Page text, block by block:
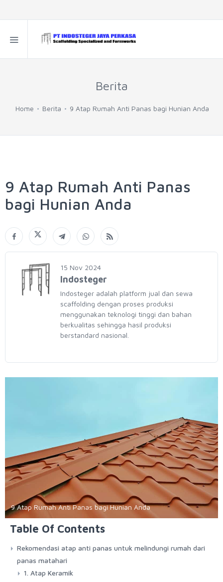
Berita
Home Berita 9 Atap Rumah Anti Panas bagi Hunian Anda
9 Atap Rumah Anti Panas
bagi Hunian Anda
15 Nov 2024
Indosteger
Indosteger adalah platform jual dan sewa
scaffolding dengan proses produksi
menggunakan teknologi tinggi dan bahan
berkualitas sehingga hasil produksi
berstandard nasional.
9 Atap Rumah Anti Panas bagi Hunian Anda
Table Of Contents
Rekomendasi atap anti panas untuk melindungi rumah dari
panas matahari
1. Atap Keramik